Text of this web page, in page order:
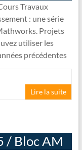
Travaux
: une série
Projets
utiliser les
précédentes
Lire la suite
/ Bloc AM